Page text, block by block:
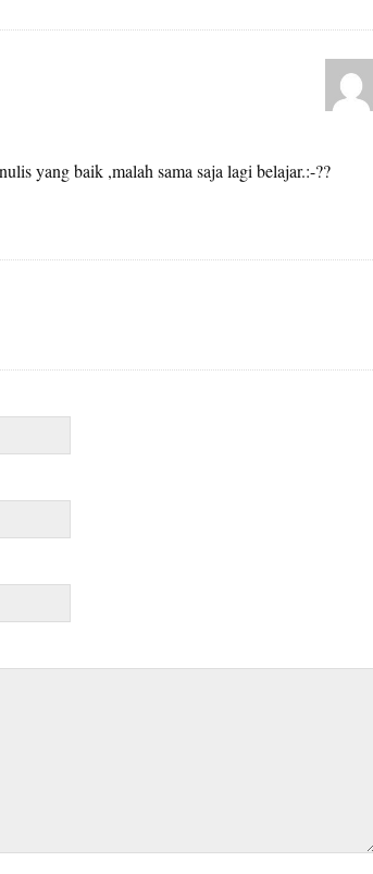
yang baik ,malah sama saja lagi belajar.:-??